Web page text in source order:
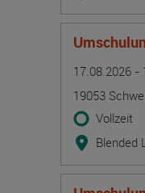
17.08.2026 -
19053
Vollzeit
Blended